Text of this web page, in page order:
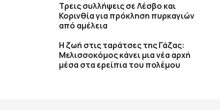
Τρεις συλλήψεις σε Λέσβο και
Κορινθία για πρόκληση πυρκαγιών
από αμέλεια
Η ζωή στις ταράτσες της Γάζας:
Μελισσοκόμος κάνει μια νέα αρχή
μέσα στα ερείπια του πολέμου